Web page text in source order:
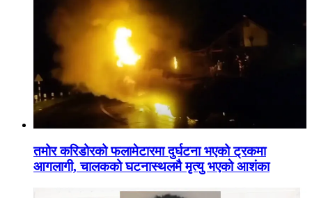
तमोर करिडोरको फलामेटारमा दुर्घटना भएको ट्रकमा
आगलागी, चालकको घटनास्थलमै मृत्यु भएको आशंका